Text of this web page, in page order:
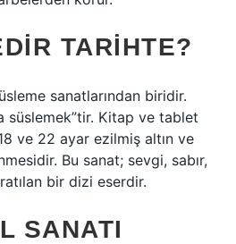
TARIHTE?
sanatlarından biridir.
süslemek”tir. Kitap ve tablet
ve 22 ayar ezilmiş altın ve
Bu sanat; sevgi, sabır,
bir dizi eserdir.
SANATI